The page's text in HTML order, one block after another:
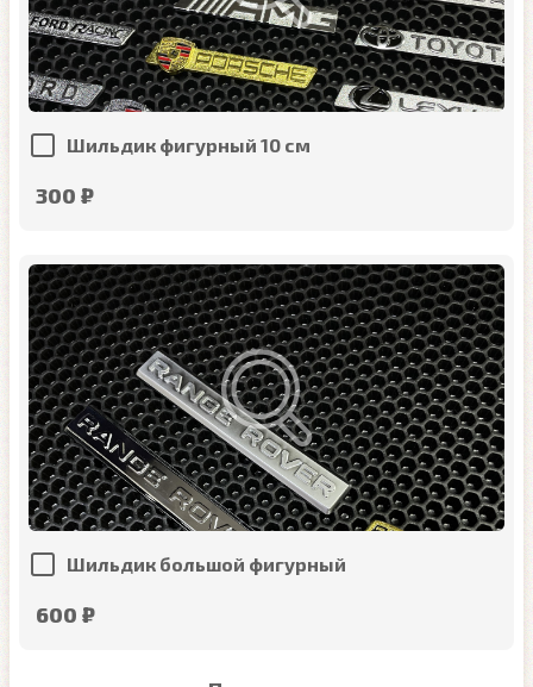
Шильдик фигурный 10 см
300 ₽
Шильдик большой фигурный
600 ₽